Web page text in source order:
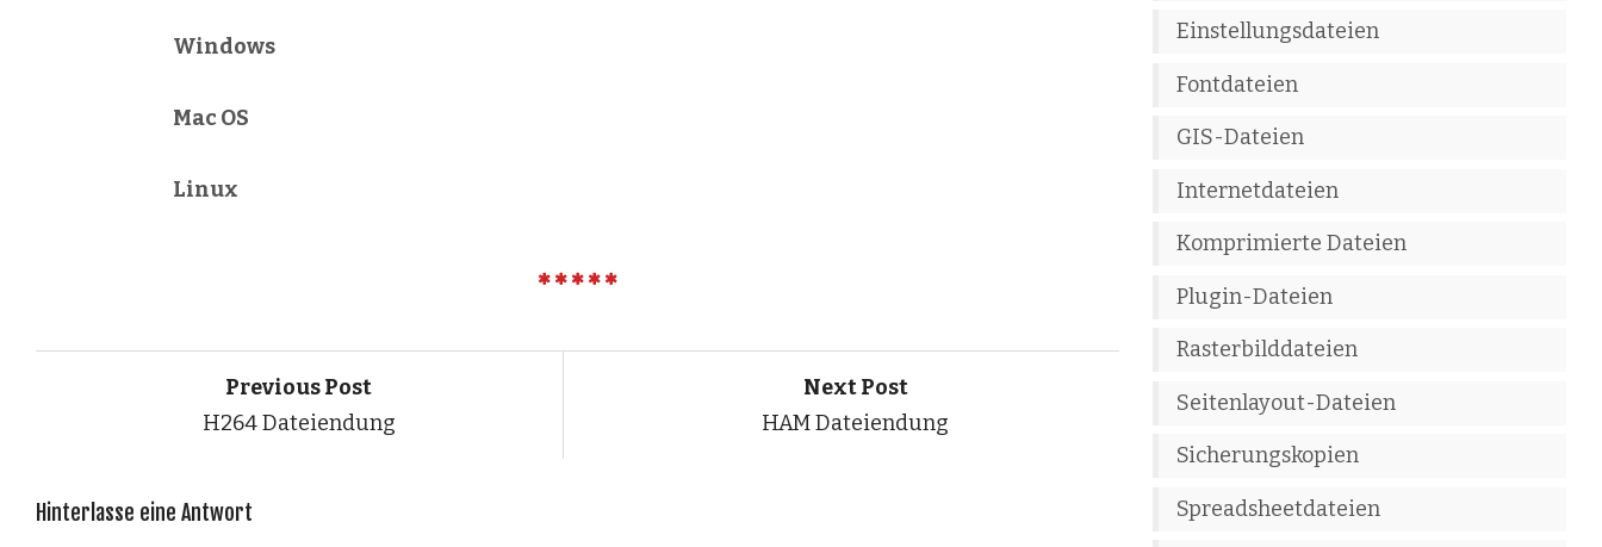
Windows
Mac OS
Linux
Previous Post
H264 Dateiendung
Next Post
HAM Dateiendung
Hinterlasse eine Antwort
Einstellungsdateien
Fontdateien
GIS-Dateien
Internetdateien
Komprimierte Dateien
Plugin-Dateien
Rasterbilddateien
Seitenlayout-Dateien
Sicherungskopien
Spreadsheetdateien